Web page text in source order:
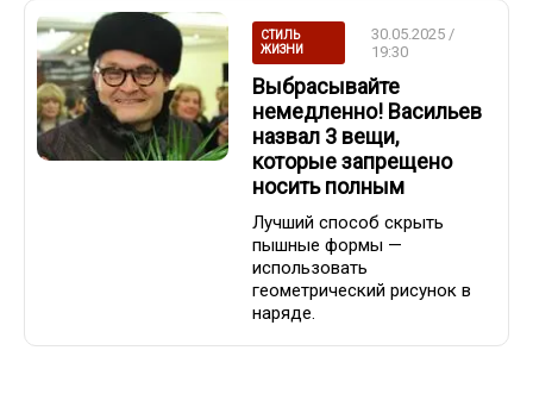
СТИЛЬ
ЖИЗНИ
30.05.2025 /
19:30
Выбрасывайте
немедленно! Васильев
назвал 3 вещи,
которые запрещено
носить полным
Лучший способ скрыть
пышные формы —
использовать
геометрический рисунок в
наряде.